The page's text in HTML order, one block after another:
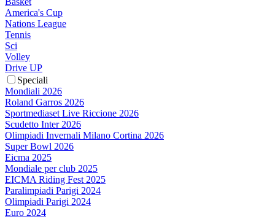
America's Cup
Nations League
Tennis
Sci
Volley
Drive UP
Speciali
Mondiali 2026
Roland Garros 2026
Sportmediaset Live Riccione 2026
Scudetto Inter 2026
Olimpiadi Invernali Milano Cortina 2026
Super Bowl 2026
Eicma 2025
Mondiale per club 2025
EICMA Riding Fest 2025
Paralimpiadi Parigi 2024
Olimpiadi Parigi 2024
Euro 2024